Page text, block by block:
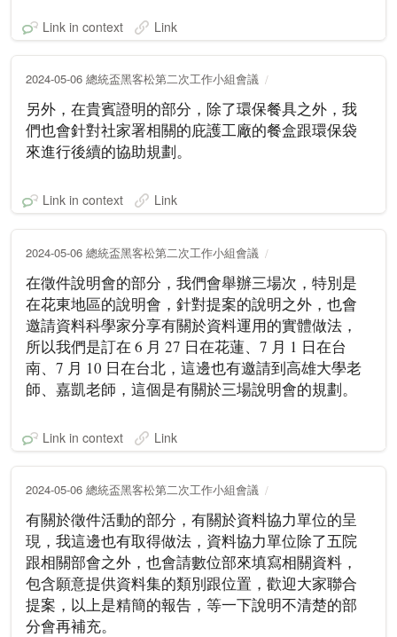
Link in context Link
2024-05-06 總統盃黑客松第二次工作小組會議
另外，在貴賓證明的部分，除了環保餐具之外，我
們也會針對社家署相關的庇護工廠的餐盒跟環保袋
來進行後續的協助規劃。
Link in context Link
2024-05-06 總統盃黑客松第二次工作小組會議
在徵件說明會的部分，我們會舉辦三場次，特別是
在花東地區的說明會，針對提案的說明之外，也會
邀請資料科學家分享有關於資料運用的實體做法，
所以我們是訂在 6 月 27 日在花蓮、7 月 1 日在台
南、7 月 10 日在台北，這邊也有邀請到高雄大學老
師、嘉凱老師，這個是有關於三場說明會的規劃。
Link in context Link
2024-05-06 總統盃黑客松第二次工作小組會議
有關於徵件活動的部分，有關於資料協力單位的呈
現，我這邊也有取得做法，資料協力單位除了五院
跟相關部會之外，也會請數位部來填寫相關資料，
包含願意提供資料集的類別跟位置，歡迎大家聯合
提案，以上是精簡的報告，等一下說明不清楚的部
分會再補充。